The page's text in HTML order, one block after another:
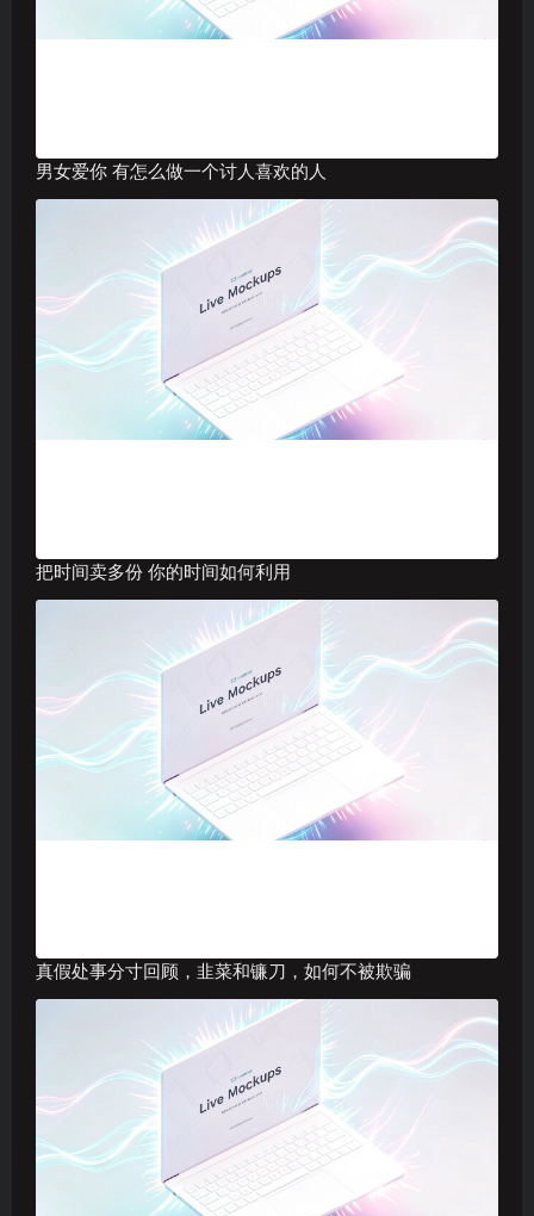
男女爱你 有怎么做一个讨人喜欢的人
把时间卖多份 你的时间如何利用
真假处事分寸回顾，韭菜和镰刀，如何不被欺骗